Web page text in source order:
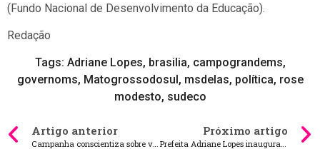
(Fundo Nacional de Desenvolvimento da Educação).
Redação
Tags: Adriane Lopes, brasilia, campograndems,
governoms, Matogrossodosul , msdelas, política, rose
modesto, sudeco
Artigo anterior Próximo artigo